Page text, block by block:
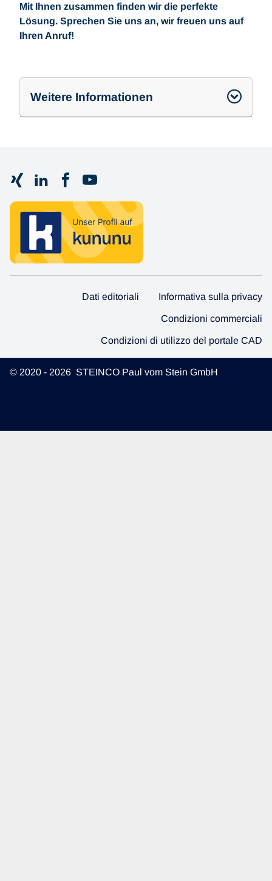
Mit Ihnen zusammen finden wir die perfekte
Lösung. Sprechen Sie uns an, wir freuen uns auf
Ihren Anruf!
Weitere Informationen
Dati editoriali Informativa sulla privacy
Condizioni commerciali
Condizioni di utilizzo del portale CAD
© 2020 - 2026 STEINCO Paul vom Stein GmbH